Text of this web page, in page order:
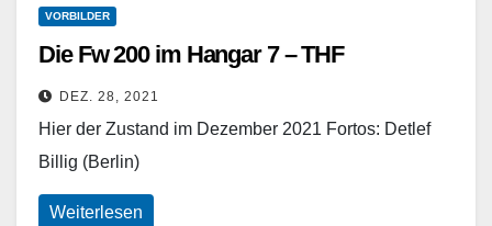
VORBILDER
Die Fw 200 im Hangar 7 – THF
DEZ. 28, 2021
Hier der Zustand im Dezember 2021 Fortos: Detlef
Billig (Berlin)
Weiterlesen